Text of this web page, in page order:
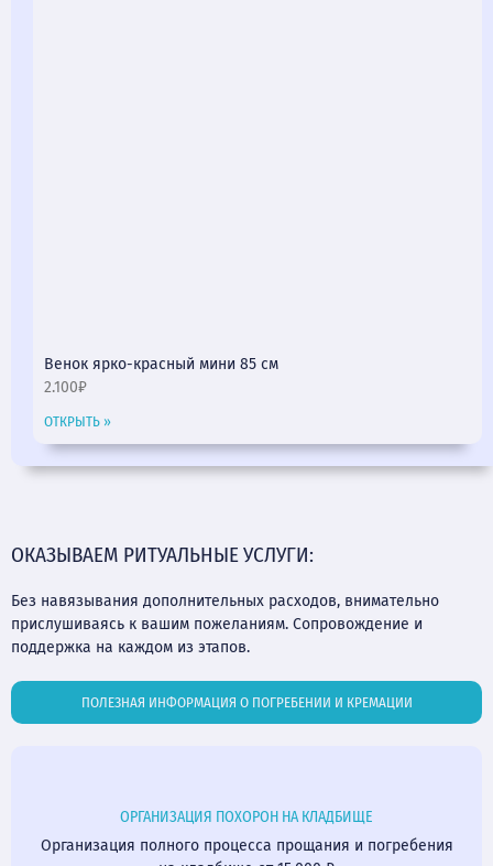
Венок ярко-красный мини 85 см
2.100₽
ОТКРЫТЬ »
ОКАЗЫВАЕМ РИТУАЛЬНЫЕ УСЛУГИ:
Без навязывания дополнительных расходов, внимательно
прислушиваясь к вашим пожеланиям. Сопровождение и
поддержка на каждом из этапов.
ПОЛЕЗНАЯ ИНФОРМАЦИЯ О ПОГРЕБЕНИИ И КРЕМАЦИИ
ОРГАНИЗАЦИЯ ПОХОРОН НА КЛАДБИЩЕ
Организация полного процесса прощания и погребения